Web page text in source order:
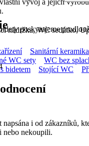
nádržka, WC sedátko,
vývoj a jejich
poskytujeme
Sanitární keramika
WC sety
WC bez
bidetem Stojící WC
i od zákazníků,
nebo nekoupili.